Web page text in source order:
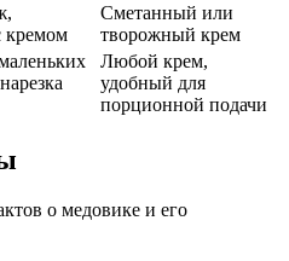
кремом
Сметанный или
творожный крем
Любой крем,
удобный для
порционной подачи
о медовике и его